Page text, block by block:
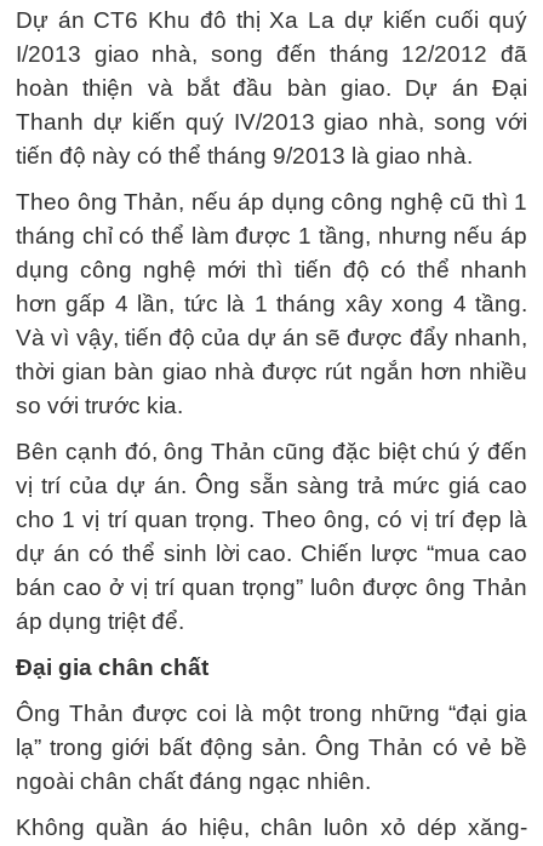
Dự án CT6 Khu đô thị Xa La dự kiến cuối quý
I/2013 giao nhà, song đến tháng 12/2012 đã
hoàn thiện và bắt đầu bàn giao. Dự án Đại
Thanh dự kiến quý IV/2013 giao nhà, song với
tiến độ này có thể tháng 9/2013 là giao nhà.
Theo ông Thản, nếu áp dụng công nghệ cũ thì 1
tháng chỉ có thể làm được 1 tầng, nhưng nếu áp
dụng công nghệ mới thì tiến độ có thể nhanh
hơn gấp 4 lần, tức là 1 tháng xây xong 4 tầng.
Và vì vậy, tiến độ của dự án sẽ được đẩy nhanh,
thời gian bàn giao nhà được rút ngắn hơn nhiều
so với trước kia.
Bên cạnh đó, ông Thản cũng đặc biệt chú ý đến
vị trí của dự án. Ông sẵn sàng trả mức giá cao
cho 1 vị trí quan trọng. Theo ông, có vị trí đẹp là
dự án có thể sinh lời cao. Chiến lược “mua cao
bán cao ở vị trí quan trọng” luôn được ông Thản
áp dụng triệt để.
Đại gia chân chất
Ông Thản được coi là một trong những “đại gia
lạ” trong giới bất động sản. Ông Thản có vẻ bề
ngoài chân chất đáng ngạc nhiên.
Không quần áo hiệu, chân luôn xỏ dép xăng-